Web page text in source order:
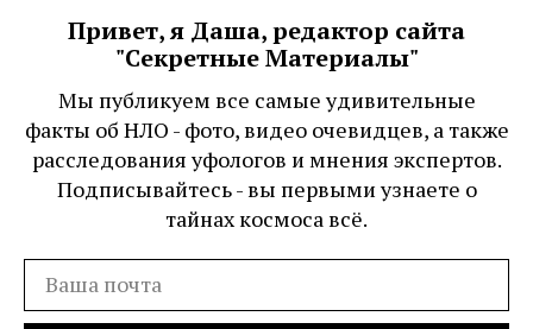
Привет, я Даша, редактор сайта
"Секретные Материалы"
Мы публикуем все самые удивительные
факты об НЛО - фото, видео очевидцев, а также
расследования уфологов и мнения экспертов.
Подписывайтесь - вы первыми узнаете о
тайнах космоса всё.